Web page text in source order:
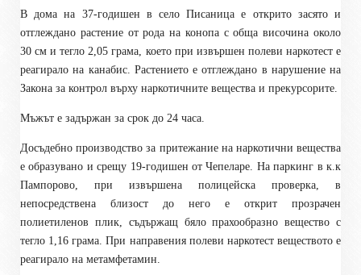
В домана 37-годишен в село Писаницае открито засято и
отглеждано растение от рода на конопа с обща височина около
30 см и тегло 2,05 грама, което при извършен полеви наркотест е
реагирало на канабис. Растението е отглеждано в нарушение на
Закона за контрол върху наркотичните вещества и прекурсорите.
Мъжът е задържан за срок до 24 часа.
Досъдебно производство за притежание на наркотични вещества
е образувано исрещу 19-годишен от Чепеларе. На паркинг в к.к
Пампорово, при извършена полицейска проверка, в
непосредствена близост до него е открит прозрачен
полиетиленов плик, съдържащ бяло прахообразно вещество с
тегло 1,16 грама. При направения полеви наркотест веществото е
реагирало на метамфетамин.